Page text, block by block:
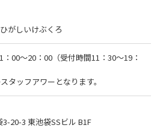
がしいけぶくろ
00～20：00（受付時間11：30～19：
タッフアワーとなります。
20-3 東池袋SSビル B1F